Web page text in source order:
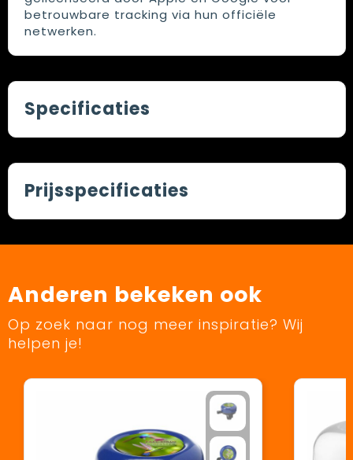
betrouwbare tracking via hun officiële
netwerken.
Specificaties
Prijsspecificaties
Anderen bekeken ook
Op zoek naar nog meer inspiratie? Wij
helpen je!